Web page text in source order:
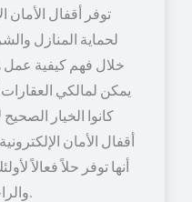
توفر أقفال الأمان
لحماية المنازل
خلال فهم كيفية عمل
يمكن لمالكي العقارات
كانوا الخيار
أقفال الأمان
أنها توفر حلاً فعالاً
والراحة والوصول القابل للتخصيص.